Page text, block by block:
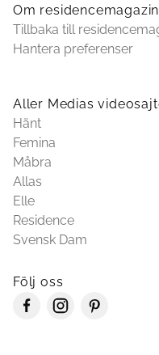
Om
Tillbaka till
Hantera preferenser
Aller Medias
Hänt
Femina
Måbra
Allas
Elle
Residence
Svensk Dam
Följ oss